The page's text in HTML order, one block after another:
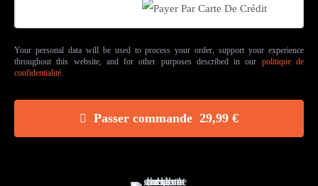
Your personal data will be used to process your order, support your experience
throughout this website, and for other purposes described in our politique de
confidentialité.
Passer commande 29,99 €